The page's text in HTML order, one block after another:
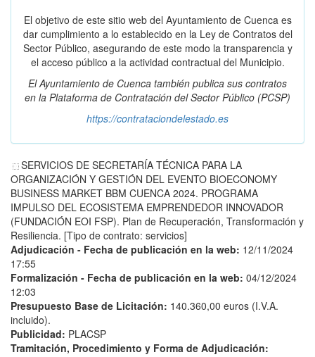
El objetivo de este sitio web del Ayuntamiento de Cuenca es
dar cumplimiento a lo establecido en la Ley de Contratos del
Sector Público, asegurando de este modo la transparencia y
el acceso público a la actividad contractual del Municipio.
El Ayuntamiento de Cuenca también publica sus contratos
en la Plataforma de Contratación del Sector Público (PCSP)
https://contrataciondelestado.es
SERVICIOS DE SECRETARÍA TÉCNICA PARA LA
ORGANIZACIÓN Y GESTIÓN DEL EVENTO BIOECONOMY
BUSINESS MARKET BBM CUENCA 2024. PROGRAMA
IMPULSO DEL ECOSISTEMA EMPRENDEDOR INNOVADOR
(FUNDACIÓN EOI FSP). Plan de Recuperación, Transformación y
Resiliencia. [Tipo de contrato: servicios]
Adjudicación - Fecha de publicación en la web: 12/11/2024
17:55
Formalización - Fecha de publicación en la web: 04/12/2024
12:03
Presupuesto Base de Licitación: 140.360,00 euros (I.V.A.
incluido).
Publicidad: PLACSP
Tramitación, Procedimiento y Forma de Adjudicación: